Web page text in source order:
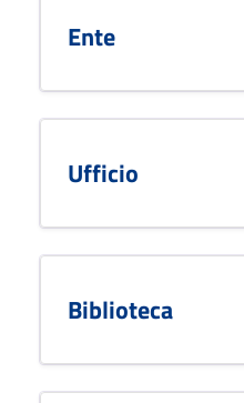
Ente
Ufficio
Biblioteca